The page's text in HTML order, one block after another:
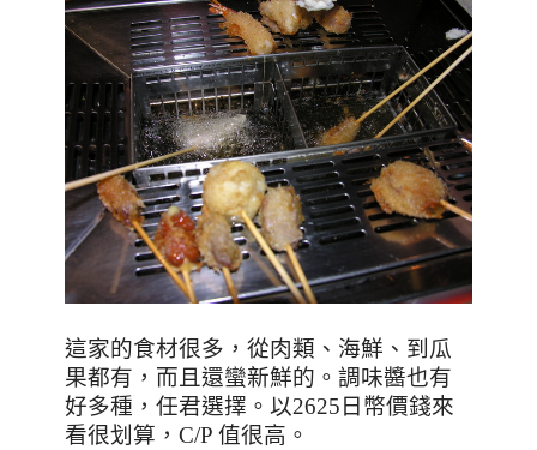
這家的食材很多，從肉類、海鮮、到瓜
果都有，而且還蠻新鮮的。調味醬也有
好多種，任君選擇。以2625 日幣價錢來
看很划算， C/P 值很高。